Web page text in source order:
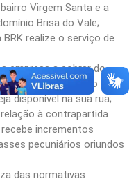
Virgem Santa e a
Brisa do Vale;
realize o serviço de
empresa a cobrar do
ainda não faz uso do
disponível na sua rua;
à contrapartida
incrementos
pecuniários oriundos
das normativas